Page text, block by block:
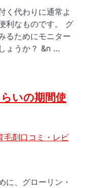
く代わりに通常よ
利なものです。 グ
るためにモニター
ょうか？ &n …
いの期間使
毛剤口コミ・レビ
に、グローリン・